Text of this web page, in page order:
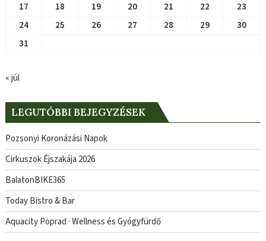
17
18 19 20 21 22
23
24
25 26 27 28 29
30
31
« júl
LEGUTÓBBI BEJEGYZÉSEK
Pozsonyi Koronázási Napok
Cirkuszok Éjszakája 2026
BalatonBIKE365
Today Bistro & Bar
Aquacity Poprad · Wellness és Gyógyfürdő